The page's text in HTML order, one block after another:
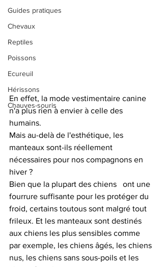
Guides pratiques
Chevaux
Reptiles
Poissons
Ecureuil
Hérissons
Chauves-souris
En effet, la mode vestimentaire canine
n'a plus rien à envier à celle des
humains.
Mais au-delà de l'esthétique, les
manteaux sont-ils réellement
nécessaires pour nos compagnons en
hiver ?
Bien que la plupart des chiens   ont une
fourrure suffisante pour les protéger du
froid, certains toutous sont malgré tout
frileux. Et les manteaux sont destinés
aux chiens les plus sensibles comme
par exemple, les chiens âgés, les chiens
nus, les chiens sans sous-poils et les